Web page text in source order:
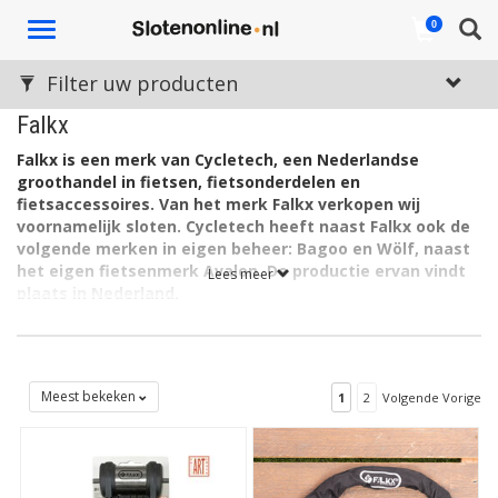
Toggle
0
Falkx
Falkx is een merk van Cycletech, een Nederlandse
groothandel in fietsen, fietsonderdelen en
fietsaccessoires. Van het merk Falkx verkopen wij
voornamelijk sloten. Cycletech heeft naast Falkx ook de
volgende merken in eigen beheer: Bagoo en Wölf, naast
het eigen fietsenmerk Avalon. De productie ervan vindt
sterkte - met ART-keurmerkgarantie - en ook in de zorgvuldige
afwerking en details. Zo hebben de kettingsloten een goede,
lang meegaande meshwebbing hoes, en zijn de vouwsloten
voorzien van een lakbeschermende laag.
Assortiment Falkx
Lees meer
Filter uw producten
Meest bekeken 1 2 Volgende Vorige